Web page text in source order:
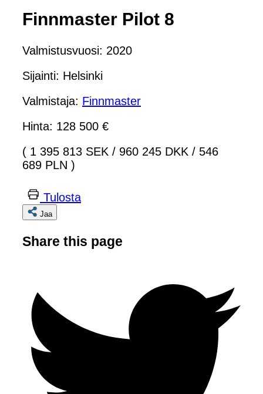
Finnmaster Pilot 8
Valmistusvuosi: 2020
Sijainti: Helsinki
Valmistaja: Finnmaster
Hinta: 128 500 €
( 1 395 813 SEK / 960 245 DKK / 546
689 PLN )
Tulosta
Jaa
Share this page